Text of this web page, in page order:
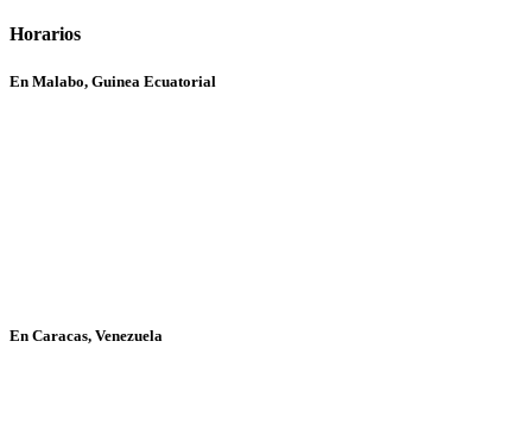
Horarios
En Malabo, Guinea Ecuatorial
En Caracas, Venezuela